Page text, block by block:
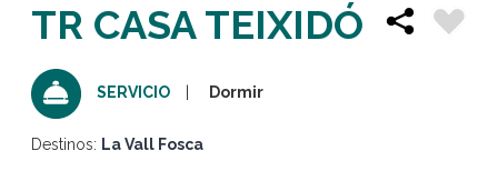
TR CASA TEIXIDÓ
SERVICIO Dormir
Destinos: La Vall Fosca